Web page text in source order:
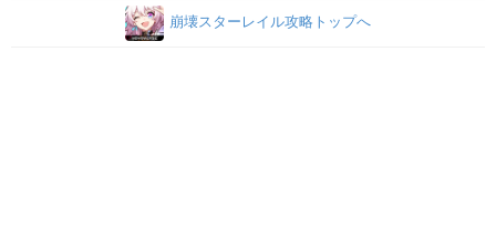
崩壊スターレイル攻略トップへ